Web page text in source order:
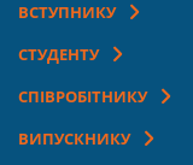
ВСТУПНИКУ
СТУДЕНТУ
СПІВРОБІТНИКУ
ВИПУСКНИКУ